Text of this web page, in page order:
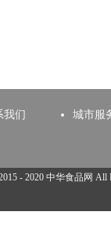
我们 城市服
- 2020 中华食品网 All